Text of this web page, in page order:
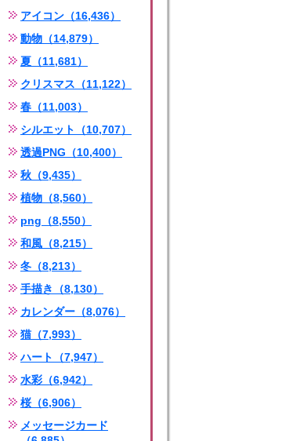
アイコン（16,436）
動物（14,879）
夏（11,681）
クリスマス（11,122）
春（11,003）
シルエット（10,707）
透過PNG（10,400）
秋（9,435）
植物（8,560）
png（8,550）
和風（8,215）
冬（8,213）
手描き（8,130）
カレンダー（8,076）
猫（7,993）
ハート（7,947）
水彩（6,942）
桜（6,906）
メッセージカード